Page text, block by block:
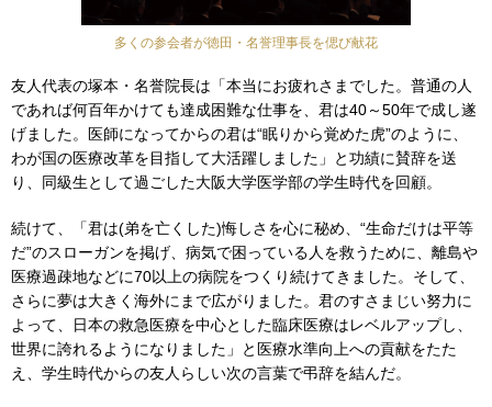
多くの参会者が徳田・名誉理事長を偲び献花
友人代表の塚本・名誉院長は「本当にお疲れさまでした。普通の人
であれば何百年かけても達成困難な仕事を、君は40～50年で成し遂
げました。医師になってからの君は“眠りから覚めた虎”のように、
わが国の医療改革を目指して大活躍しました」と功績に賛辞を送
り、同級生として過ごした大阪大学医学部の学生時代を回顧。
続けて、「君は(弟を亡くした)悔しさを心に秘め、“生命だけは平等
だ”のスローガンを掲げ、病気で困っている人を救うために、離島や
医療過疎地などに70以上の病院をつくり続けてきました。そして、
さらに夢は大きく海外にまで広がりました。君のすさまじい努力に
よって、日本の救急医療を中心とした臨床医療はレベルアップし、
世界に誇れるようになりました」と医療水準向上への貢献をたた
え、学生時代からの友人らしい次の言葉で弔辞を結んだ。